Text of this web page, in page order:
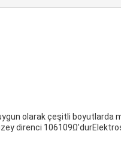
uygun olarak çeşitli
direnci